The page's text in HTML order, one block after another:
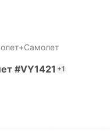
#VY1421 +1